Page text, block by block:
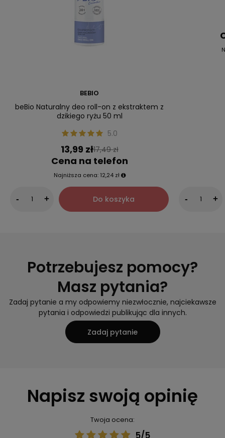
BEBIO
beBio Naturalny deo roll-on z ekstraktem z
dzikiego ryżu 50 ml
5.0
13,99 zł17,49 zł
Cena na telefon
Najniższa cena: 12,24 zł
- + Do koszyka - +
Potrzebujesz pomocy?
Masz pytania?
Zadaj pytanie a my odpowiemy niezwłocznie, najciekawsze
pytania i odpowiedzi publikując dla innych.
Zadaj pytanie
Napisz swoją opinię
Twoja ocena: